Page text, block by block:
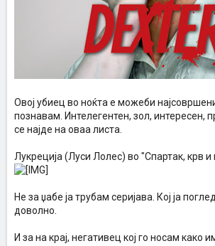
Овој убиец во ноќта е можеби
познавам. Интелегентен, зол, интересен,
се најде на оваа листа.
Лукреција (Луси Лолес) во "Спартак, крв и
Не за џабе ја трубам серијава. Кој ја
доволно.
И за на крај, негативец кој го носам како